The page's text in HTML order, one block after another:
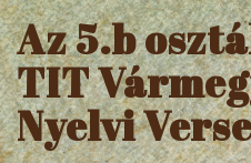
Az 5.b
TIT
Nyelvi